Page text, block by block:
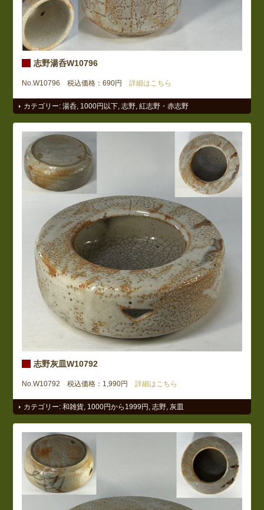
志野湯呑W10796
No.W10796 税込価格：690円 詳細はこちら
カテゴリー:湯呑 1000円以下 ,志野 ,紅志野・赤志野
志野灰皿W10792
No.W10792 税込価格：1,990円 詳細はこちら
カテゴリー:和雑貨, 1000円から1999円 ,志野,灰皿